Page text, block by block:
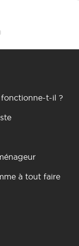
t-il ?
à tout faire